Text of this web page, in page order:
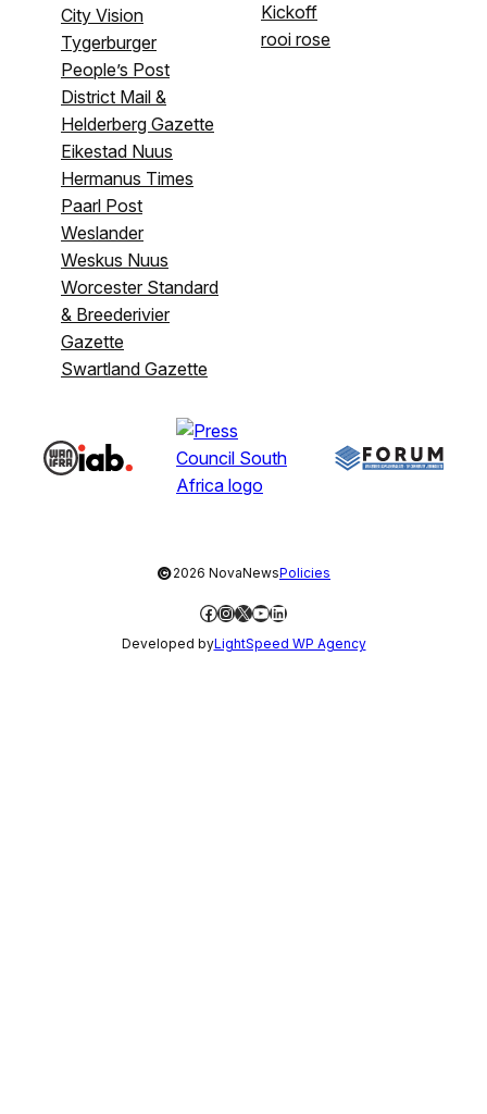
City Vision
Tygerburger
People’s Post
District Mail &
Helderberg Gazette
Eikestad Nuus
Hermanus Times
Paarl Post
Weslander
Weskus Nuus
Worcester Standard
& Breederivier
Gazette
Swartland Gazette
Kickoff
rooi rose
©2026 NovaNewsPolicies
Facebook
Instagram
X YouTube
LinkedIn
Developed byLightSpeed WP Agency